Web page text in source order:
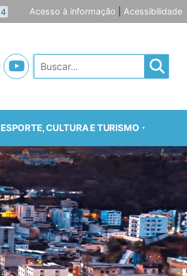
4 Acesso à informação Acessibilidade
Pesquisar
ESPORTE, CULTURA E TURISMO